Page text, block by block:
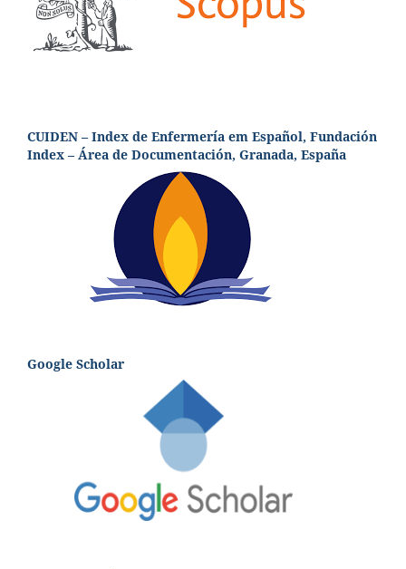
CUIDEN – Index de Enfermería em Español, Fundación
Index – Área de Documentación, Granada, España
Google Scholar